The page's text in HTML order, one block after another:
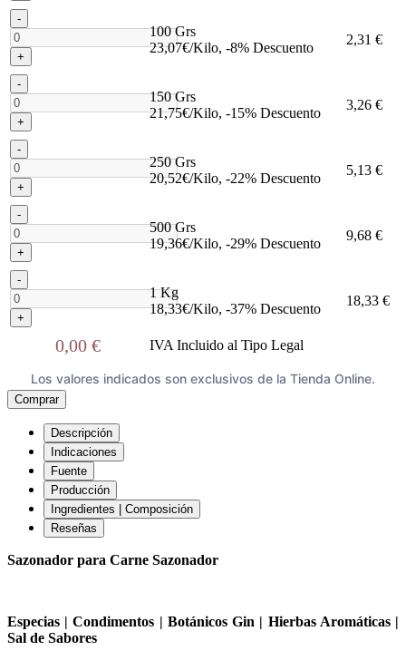
-
+
100 Grs
23,07€/Kilo, -8% Descuento
2,31 €
-
+
150 Grs
21,75€/Kilo, -15% Descuento
3,26 €
-
+
250 Grs
20,52€/Kilo, -22% Descuento
5,13 €
-
+
500 Grs
19,36€/Kilo, -29% Descuento
9,68 €
-
+
1 Kg
18,33€/Kilo, -37% Descuento
18,33 €
0,00 € IVA Incluido al Tipo Legal
Los valores indicados son exclusivos de la Tienda Online.
Comprar
Descripción
Indicaciones
Fuente
Producción
Ingredientes | Composición
Reseñas
Sazonador para Carne Sazonador
Especias | Condimentos | Botánicos Gin | Hierbas Aromáticas |
Sal de Sabores